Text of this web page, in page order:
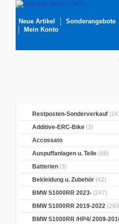
Neue Artikel Sonderangebote
Mein Konto
Restposten-Sonderverkauf (24)
Additive-ERC-Bike (3)
Accossato
Auspuffanlagen u. Teile (68)
Batterien (3)
Bekleidung u. Zubehör (42)
BMW S1000RR 2023- (247)
BMW S1000RR 2019-2022
BMW S1000RR /HP4/ 2009-